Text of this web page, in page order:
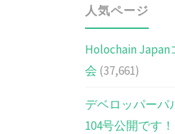
人気ページ
Holochain
会 (37,661)
デベロッパーパ
104号公開です！